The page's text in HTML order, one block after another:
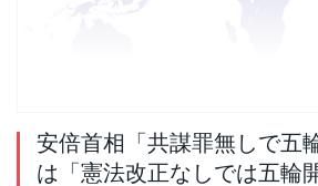
安倍首相「共謀罪無しで
は「憲法改正なしでは五輪